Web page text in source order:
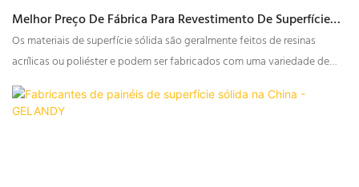
Melhor Preço De Fábrica Para Revestimento De Superfície
Sólida Com Veios - GELANDY
Os materiais de superfície sólida são geralmente feitos de resinas
acrílicas ou poliéster e podem ser fabricados com uma variedade de
padrões e cores, incluindo veios que imitam a aparência de pedra
natural. Os veios da superfície sólida podem realçar o apelo estético de